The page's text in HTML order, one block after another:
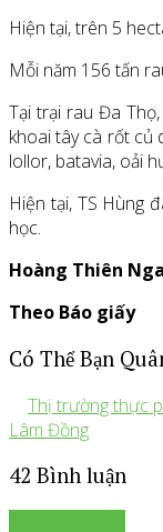
Hiện tại, trên 5
Mỗi năm 156 tấn
Tại trại rau Đa
khoai tây cà rốt củ
lollor, batavia, oải
Hiện tại, TS Hùng
học.
Hoàng Thiên Nga
Theo Báo giấy
Có Thể Bạn
Thị trường thực
Lâm Đồng
42 Bình luận